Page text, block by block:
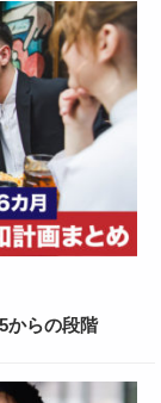
からの段階